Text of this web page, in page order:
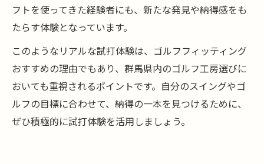
フトを使ってきた経験者にも、新たな発見や納得感をも
たらす体験となっています。
このようなリアルな試打体験は、ゴルフフィッティング
おすすめの理由でもあり、群馬県内のゴルフ工房選びに
おいても重視されるポイントです。自分のスイングやゴ
ルフの目標に合わせて、納得の一本を見つけるために、
ぜひ積極的に試打体験を活用しましょう。